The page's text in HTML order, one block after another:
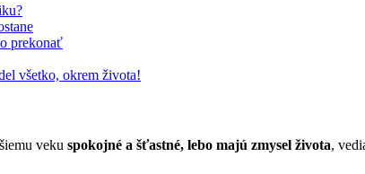
prekonať
všetko, okrem života!
veku spokojné a šťastné, lebo majú zmysel života,